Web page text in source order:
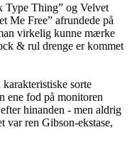
Type Thing” og Velvet
Me Free” afrundede på
virkelig kunne mærke
& rul drenge er kommet
sorte
ene fod på monitoren
hinanden - men aldrig
var ren Gibson-ekstase,